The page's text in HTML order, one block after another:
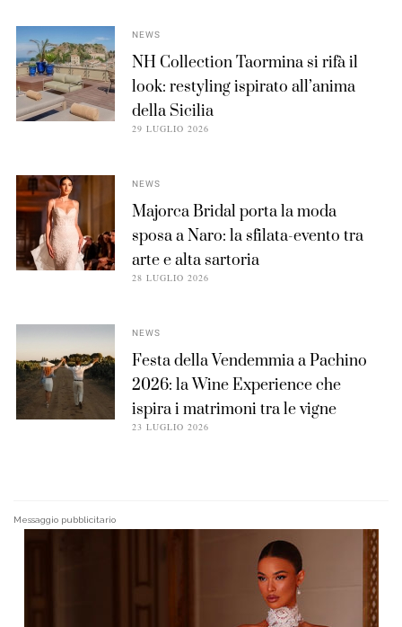
NEWS
NH Collection Taormina si rifà il
look: restyling ispirato all’anima
della Sicilia
29 LUGLIO 2026
NEWS
Majorca Bridal porta la moda
sposa a Naro: la sfilata-evento tra
arte e alta sartoria
28 LUGLIO 2026
NEWS
Festa della Vendemmia a Pachino
2026: la Wine Experience che
ispira i matrimoni tra le vigne
23 LUGLIO 2026
Messaggio pubblicitario